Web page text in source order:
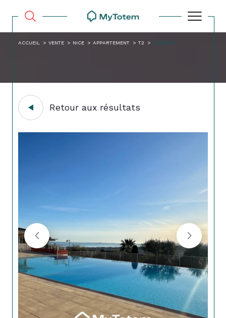
ACCUEIL VENTE NICE APPARTEMENT T2 2 PIECES
Retour aux résultats